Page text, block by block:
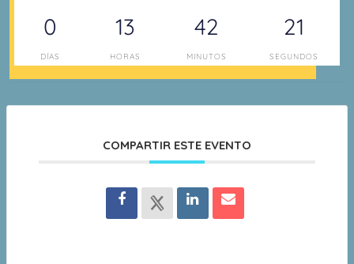
0
DÍAS
13
HORAS
42
MINUTOS
20
SEGUNDOS
COMPARTIR ESTE EVENTO